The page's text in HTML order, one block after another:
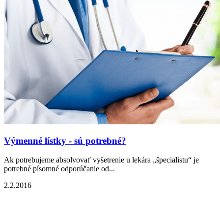
Výmenné lístky - sú potrebné?
Ak potrebujeme absolvovať vyšetrenie u lekára „špecialistu“ je
potrebné písomné odporúčanie od...
2.2.2016